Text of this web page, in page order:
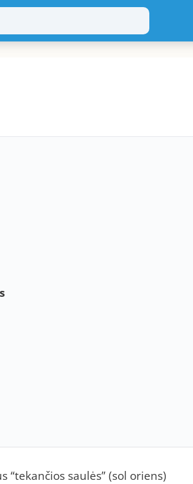
saulės” (sol oriens)